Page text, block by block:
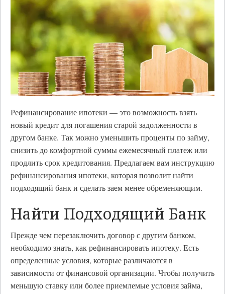
Рефинансирование ипотеки — это возможность взять
новый кредит для погашения старой задолженности в
другом банке. Так можно уменьшить проценты по займу,
снизить до комфортной суммы ежемесячный платеж или
продлить срок кредитования. Предлагаем вам инструкцию
рефинансирования ипотеки, которая позволит найти
подходящий банк и сделать заем менее обременяющим.
Найти Подходящий Банк
Прежде чем перезаключить договор с другим банком,
необходимо знать, как рефинансировать ипотеку. Есть
определенные условия, которые различаются в
зависимости от финансовой организации. Чтобы получить
меньшую ставку или более приемлемые условия займа,